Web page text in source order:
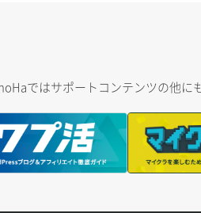
ではサポートコンテンツの他に